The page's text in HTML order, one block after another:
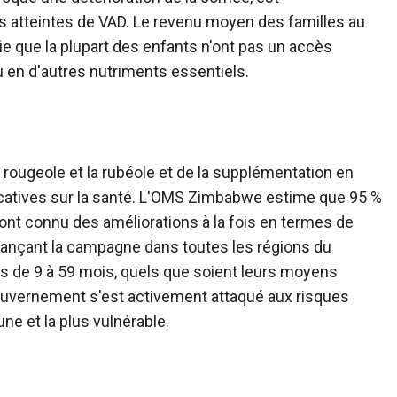
de VAD. Le revenu moyen des familles au
que la plupart des enfants n'ont pas un accès
en d'autres nutriments essentiels.
et la rubéole et de la supplémentation en
sur la santé. L'OMS Zimbabwe estime que 95 %
connu des améliorations à la fois en termes de
la campagne dans toutes les régions du
9 à 59 mois, quels que soient leurs moyens
s'est activement attaqué aux risques
et la plus vulnérable.